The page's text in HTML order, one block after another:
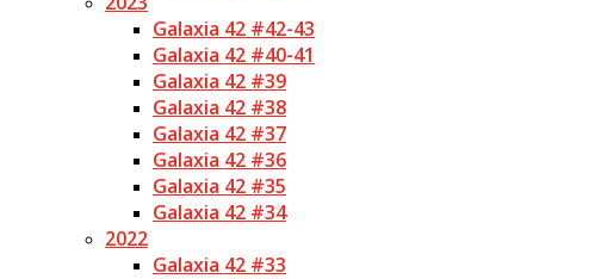
Galaxia 42 #42-43
Galaxia 42 #40-41
Galaxia 42 #39
Galaxia 42 #38
Galaxia 42 #37
Galaxia 42 #36
Galaxia 42 #35
Galaxia 42 #34
2022
Galaxia 42 #33